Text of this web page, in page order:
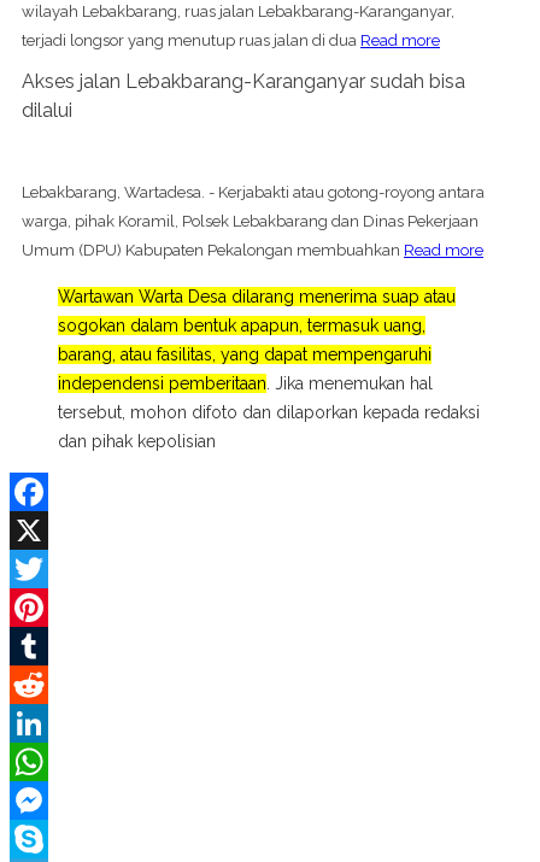
wilayah Lebakbarang, ruas jalan Lebakbarang-Karanganyar,
terjadi longsor yang menutup ruas jalan di dua Read more
Akses jalan Lebakbarang-Karanganyar sudah bisa
dilalui
Lebakbarang, Wartadesa. - Kerjabakti atau gotong-royong antara
warga, pihak Koramil, Polsek Lebakbarang dan Dinas Pekerjaan
Umum (DPU) Kabupaten Pekalongan membuahkan Read more
Wartawan Warta Desa dilarang menerima suap atau
sogokan dalam bentuk apapun, termasuk uang,
barang, atau fasilitas, yang dapat mempengaruhi
independensi pemberitaan . Jika menemukan hal
tersebut, mohon difoto dan dilaporkan kepada redaksi
dan pihak kepolisian
Facebook
X
Twitter
Pinterest
Tumblr
Reddit
LinkedIn
WhatsApp
Messenger